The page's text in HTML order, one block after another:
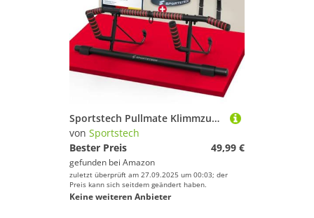
Sportstech Pullmate Klimmzugstange für Zuhause zum Einhängen, Türrahmenmontage ohne Schrauben, verstellbar, rutschfeste Griffe, inkl. Klimmzughilfe und Schlingentrainer, 200 kg belastbar, Calisthenic
von Sportstech
Bester Preis
49,99 €
gefunden bei Amazon
zuletzt überprüft am 27.09.2025 um 00:03; der
Preis kann sich seitdem geändert haben.
Keine weiteren Anbieter